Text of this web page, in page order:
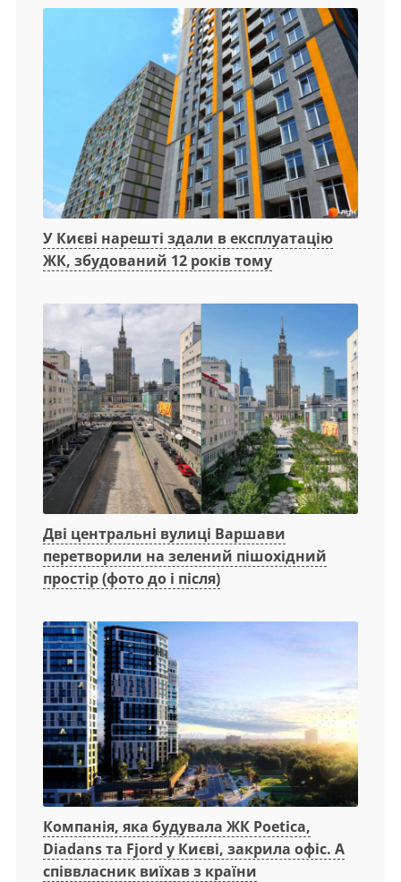
У Києві нарешті здали в експлуатацію
ЖК, збудований 12 років тому
Дві центральні вулиці Варшави
перетворили на зелений пішохідний
простір (фото до і після)
Компанія, яка будувала ЖК Poetica,
Diadans та Fjord у Києві, закрила офіс. А
співвласник виїхав з країни